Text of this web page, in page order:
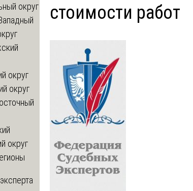
стоимости работ
округ
округ
округ
округ